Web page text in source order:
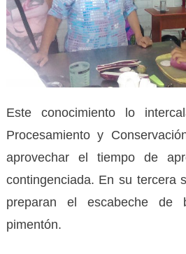
Este conocimiento lo
Procesamiento y
aprovechar el tiempo de
contingenciada. En su tercera
preparan el escabeche de
pimentón.